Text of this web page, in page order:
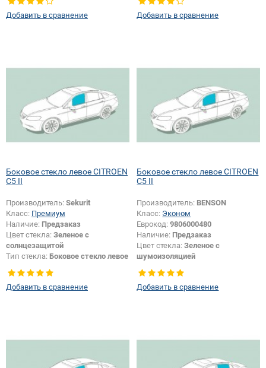
Добавить в сравнение Добавить в сравнение
Боковое стекло левое CITROEN
C5 II
Производитель: Sekurit
Класс: Премиум
Наличие: Предзаказ
Цвет стекла: Зеленое с
солнцезащитой
Тип стекла: Боковое стекло левое
Добавить в сравнение
Боковое стекло левое CITROEN
C5 II
Производитель: BENSON
Класс: Эконом
Еврокод:9806000480
Наличие: Предзаказ
Цвет стекла:Зеленое с
шумоизоляцией
Тип стекла:Боковое стекло левое
Добавить в сравнение